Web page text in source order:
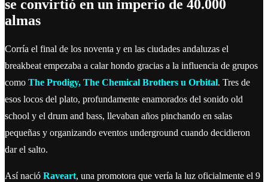
se convirtió en un imperio de 40.000
almas
Corría el final de los noventa y en las ciudades andaluzas el
breakbeat empezaba a calar hondo gracias a la influencia de grupos
como The Prodigy, The Chemical Brothers u Orbital. Tres de
esos locos del plato, profundamente enamorados del sonido old
school y el drum and bass, llevaban años pinchando en salas
pequeñas y organizando eventos underground cuando decidieron
dar el salto.
Así nació Raveart, una promotora que vería la luz oficialmente el 9